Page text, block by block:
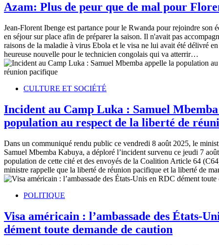
Azam: Plus de peur que de mal pour
Jean-Florent Ibenge est partance pour le Rwanda pour rejoindre son
en séjour sur place afin de préparer la saison. Il n'avait pas
raisons de la maladie à virus Ebola et le visa ne lui avait été délivré
heureuse nouvelle pour le technicien congolais qui va atterrir…
CULTURE ET SOCIÉTÉ
Incident au Camp Luka : Samuel
population au respect de la liberté de
Dans un communiqué rendu public ce vendredi 8 août 2025, le
Samuel Mbemba Kabuya, a déploré l’incident survenu ce jeudi 7
population de cette cité et des envoyés de la Coalition Article 64
ministre rappelle que la liberté de réunion pacifique et la liberté de
POLITIQUE
Visa américain : l’ambassade des États-
dément toute demande de caution